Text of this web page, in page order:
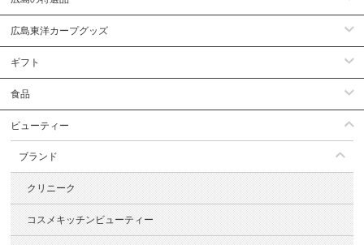
広島東洋カープグッズ
ギフト
食品
ビューティー
ブランド
クリニーク
コスメキッチンビューティー